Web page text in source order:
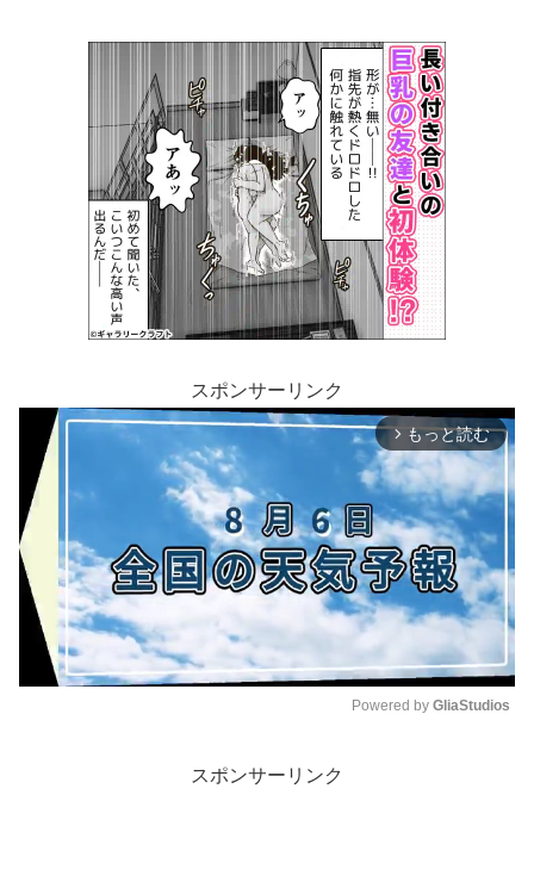
スポンサーリンク
arrow_forward_ios もっと読む
Powered by GliaStudios
スポンサーリンク